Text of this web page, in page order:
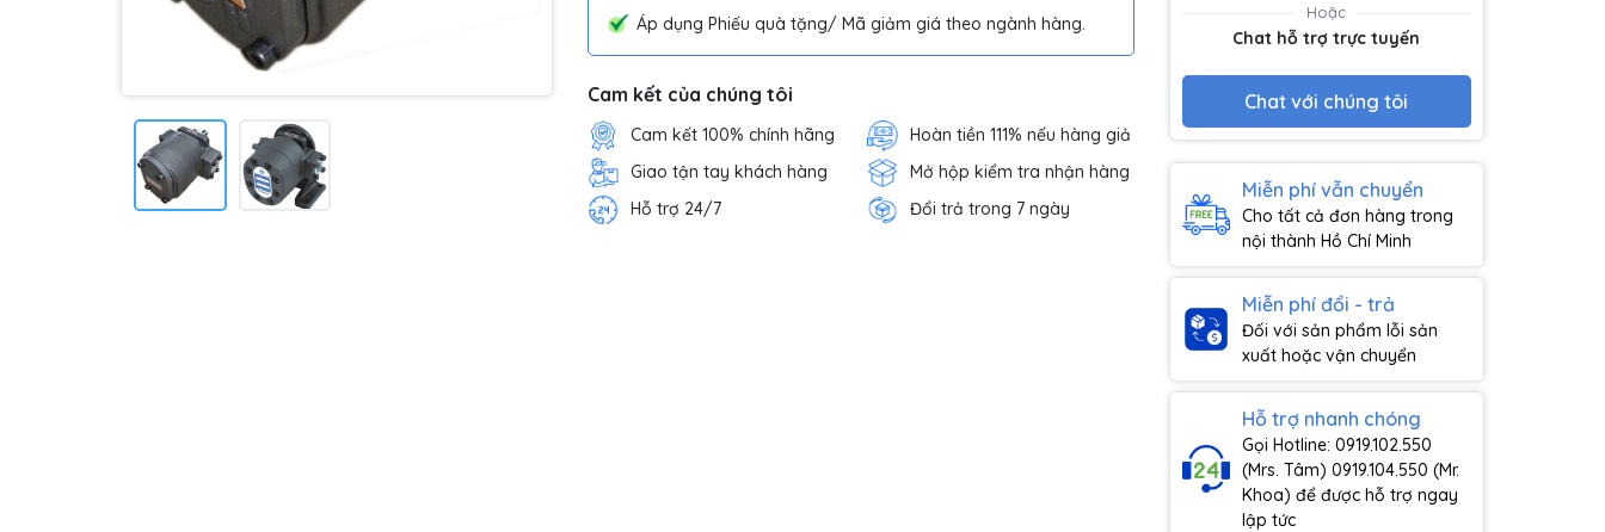
Áp dụng Phiếu quà tặng/ Mã giảm giá theo ngành hàng.
Cam kết của chúng tôi
Cam kết 100% chính hãng
Hoàn tiền 111% nếu hàng giả
Giao tận tay khách hàng
Mở hộp kiểm tra nhận hàng
Hỗ trợ 24/7
Đổi trả trong 7 ngày
Hoặc
Chat hỗ trợ trực tuyến
Chat với chúng tôi
Miễn phí vẫn chuyển
Cho tất cả đơn hàng trong
nội thành Hồ Chí Minh
Miễn phí đổi - trả
Đối với sản phẩm lỗi sản
xuất hoặc vận chuyển
Hỗ trợ nhanh chóng
Gọi Hotline: 0919.102.550
(Mrs. Tâm) 0919.104.550 (Mr.
Khoa) để được hỗ trợ ngay
lập tức